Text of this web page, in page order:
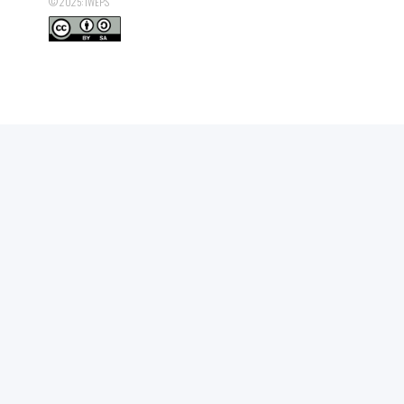
Nombre d'ETP SICE de femmes de 50 ans et plus
Nombre total d'ETP SICE de femmes